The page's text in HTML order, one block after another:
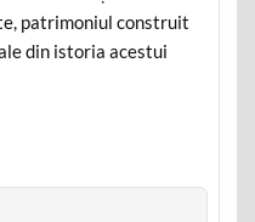
patrimoniul construit
din istoria acestui